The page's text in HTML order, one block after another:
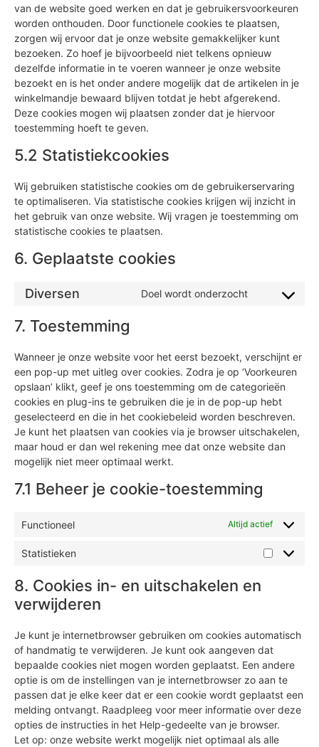
van de website goed werken en dat je gebruikersvoorkeuren
worden onthouden. Door functionele cookies te plaatsen,
zorgen wij ervoor dat je onze website gemakkelijker kunt
bezoeken. Zo hoef je bijvoorbeeld niet telkens opnieuw
dezelfde informatie in te voeren wanneer je onze website
bezoekt en is het onder andere mogelijk dat de artikelen in je
winkelmandje bewaard blijven totdat je hebt afgerekend.
Deze cookies mogen wij plaatsen zonder dat je hiervoor
toestemming hoeft te geven.
5.2 Statistiekcookies
Wij gebruiken statistische cookies om de gebruikerservaring
te optimaliseren. Via statistische cookies krijgen wij inzicht in
het gebruik van onze website. Wij vragen je toestemming om
statistische cookies te plaatsen.
6. Geplaatste cookies
Diversen Doel wordt onderzocht
7. Toestemming
Wanneer je onze website voor het eerst bezoekt, verschijnt er
een pop-up met uitleg over cookies. Zodra je op ‘Voorkeuren
opslaan’ klikt, geef je ons toestemming om de categorieën
cookies en plug-ins te gebruiken die je in de pop-up hebt
geselecteerd en die in het cookiebeleid worden beschreven.
Je kunt het plaatsen van cookies via je browser uitschakelen,
maar houd er dan wel rekening mee dat onze website dan
mogelijk niet meer optimaal werkt.
7.1 Beheer je cookie-toestemming
Functioneel Altijd actief
Statistieken
8. Cookies in- en uitschakelen en
verwijderen
Je kunt je internetbrowser gebruiken om cookies automatisch
of handmatig te verwijderen. Je kunt ook aangeven dat
bepaalde cookies niet mogen worden geplaatst. Een andere
optie is om de instellingen van je internetbrowser zo aan te
passen dat je elke keer dat er een cookie wordt geplaatst een
melding ontvangt. Raadpleeg voor meer informatie over deze
opties de instructies in het Help-gedeelte van je browser.
Let op: onze website werkt mogelijk niet optimaal als alle